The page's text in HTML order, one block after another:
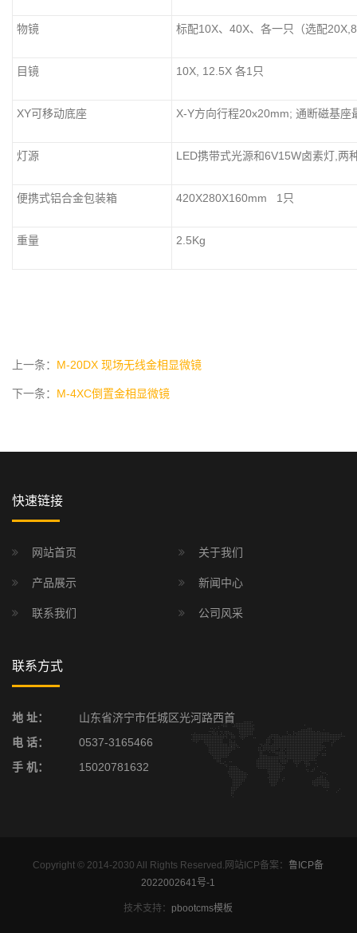
物镜 标配10X、40X、各一只（选配
目镜 10X, 12.5X 各1只
XY可移动底座 X-Y方向行程20x20mm; 通断磁基
灯源 LED携带式光源和6V15W卤素灯,两
便携式铝合金包装箱 420X280X160mm 1只
重量 2.5Kg
上一条： M-20DX 现场无线金相显微镜
下一条： M-4XC倒置金相显微镜
快速链接
网站首页 关于我们
产品展示 新闻中心
联系我们 公司风采
联系方式
地 址：
山东省济宁市任城区光河路西首
电 话：
0537-3165466
手 机：
15020781632
Copyright © 2014-2030 All Rights Reserved.网站ICP备案： 鲁ICP备
2022002641号-1
技术支持： pbootcms模板